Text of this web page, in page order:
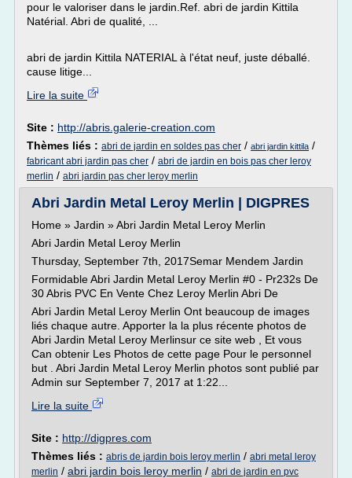
pour le valoriser dans le jardin.Ref. abri de jardin Kittila
Natérial. Abri de qualité, ...
abri de jardin Kittila NATERIAL à l'état neuf, juste déballé.
cause litige...
Lire la suite
Site : http://abris.galerie-creation.com
Thèmes liés : abri de jardin en soldes pas cher / abri jardin kittila /
fabricant abri jardin pas cher / abri de jardin en bois pas cher leroy
merlin / abri jardin pas cher leroy merlin
Abri Jardin Metal Leroy Merlin | DIGPRES
Home » Jardin » Abri Jardin Metal Leroy Merlin
Abri Jardin Metal Leroy Merlin
Thursday, September 7th, 2017Semar Mendem Jardin
Formidable Abri Jardin Metal Leroy Merlin #0 - Pr232s De
30 Abris PVC En Vente Chez Leroy Merlin Abri De
Abri Jardin Metal Leroy Merlin Ont beaucoup de images
liés chaque autre. Apporter la la plus récente photos de
Abri Jardin Metal Leroy Merlinsur ce site web , Et vous
Can obtenir Les Photos de cette page Pour le personnel
but . Abri Jardin Metal Leroy Merlin photos sont publié par
Admin sur September 7, 2017 at 1:22...
Lire la suite
Site : http://digpres.com
Thèmes liés : abris de jardin bois leroy merlin / abri metal leroy
merlin / abri jardin bois leroy merlin / abri de jardin en pvc